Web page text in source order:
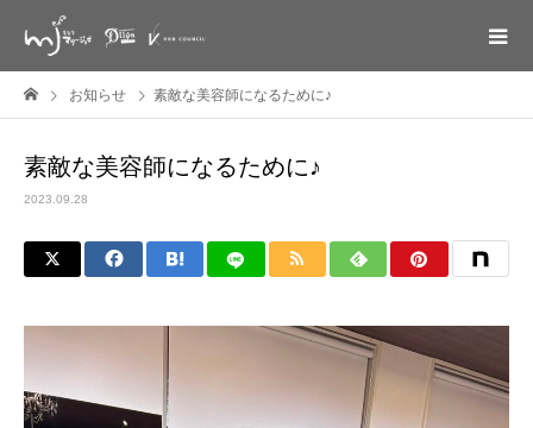
お知らせ 素敵な美容師になるために♪
素敵な美容師になるために♪
2023.09.28